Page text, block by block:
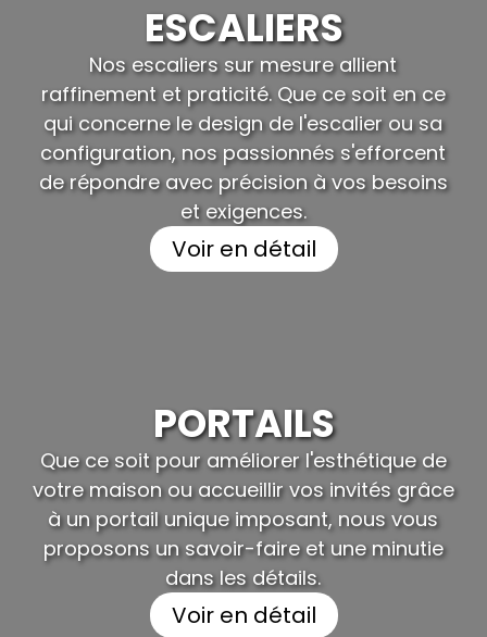
ESCALIERS
Nos escaliers sur mesure allient
raffinement et praticité. Que ce soit en ce
qui concerne le design de l'escalier ou sa
configuration, nos passionnés s'efforcent
de répondre avec précision à vos besoins
et exigences.
Voir en détail
PORTAILS
Que ce soit pour améliorer l'esthétique de
votre maison ou accueillir vos invités grâce
à un portail unique imposant, nous vous
proposons un savoir-faire et une minutie
dans les détails.
Voir en détail